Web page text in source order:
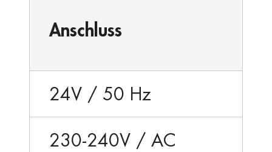
Anschluss
24V / 50 Hz
230-240V / AC